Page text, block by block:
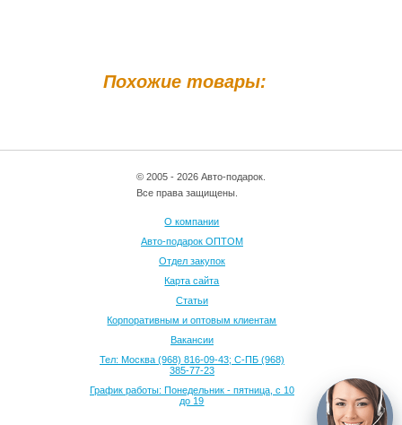
Похожие товары:
© 2005 - 2026 Авто-подарок.
Все права защищены.
О компании
Авто-подарок ОПТОМ
Отдел закупок
Карта сайта
Статьи
Корпоративным и оптовым клиентам
Вакансии
Тел: Москва (968) 816-09-43; С-ПБ (968)
385-77-23
График работы: Понедельник - пятница, с 10
до 19